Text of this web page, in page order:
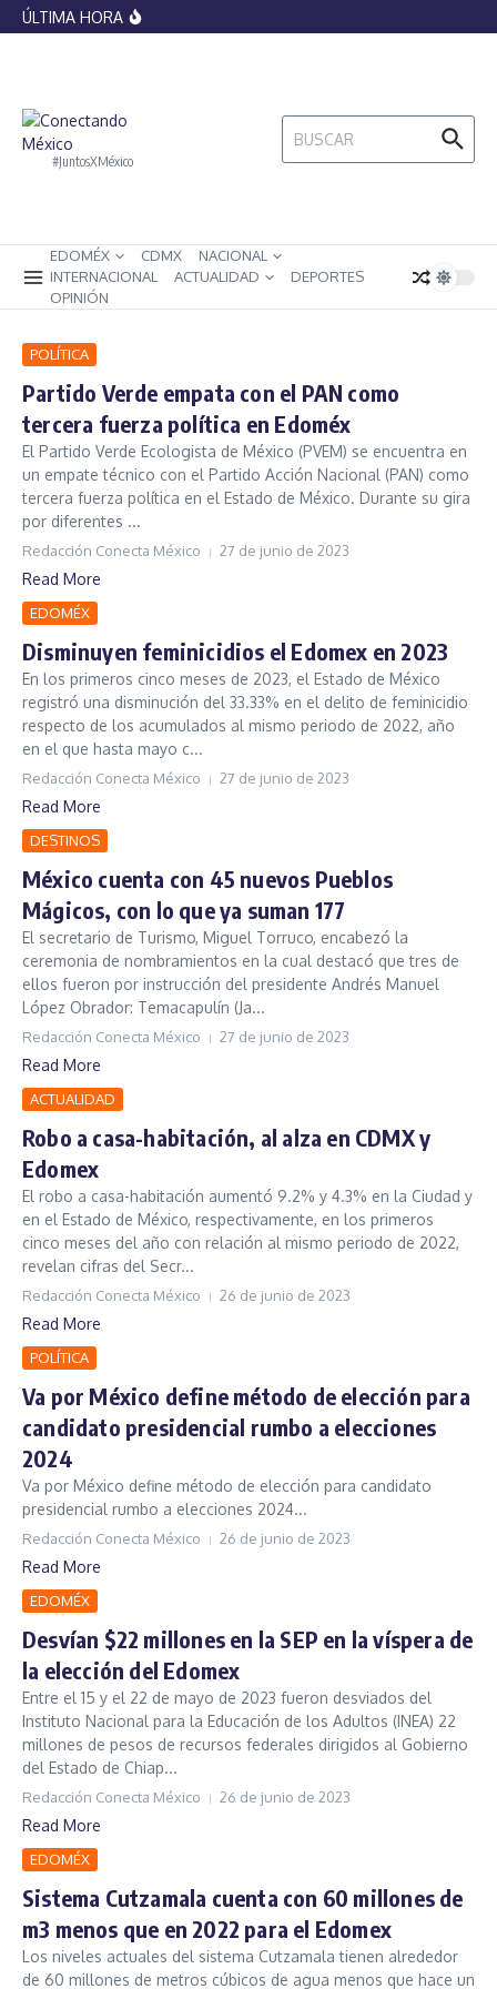
Saltar al contenido
ÚLTIMA HORA
Banxico lanza monedas conmemorativas
restricciones sobre voces e imágenes
#JuntosXMéxico
Buscar:
EDOMÉX CDMX
NACIONAL
INTERNACIONAL
ACTUALIDAD
DEPORTES
OPINIÓN
POLÍTICA
Partido Verde empata con el PAN como
tercera fuerza política en Edoméx
El Partido Verde Ecologista de México (PVEM) se encuentra en
un empate técnico con el Partido Acción Nacional (PAN) como
tercera fuerza política en el Estado de México. Durante su gira
por diferentes ...
Redacción Conecta México 27 de junio de 2023
Read More
EDOMÉX
Disminuyen feminicidios el Edomex en 2023
En los primeros cinco meses de 2023, el Estado de México
registró una disminución del 33.33% en el delito de feminicidio
respecto de los acumulados al mismo periodo de 2022, año
en el que hasta mayo c...
Redacción Conecta México 27 de junio de 2023
Read More
DESTINOS
México cuenta con 45 nuevos Pueblos
Mágicos, con lo que ya suman 177
El secretario de Turismo, Miguel Torruco, encabezó la
ceremonia de nombramientos en la cual destacó que tres de
ellos fueron por instrucción del presidente Andrés Manuel
López Obrador: Temacapulín (Ja...
Redacción Conecta México 27 de junio de 2023
Read More
ACTUALIDAD
Robo a casa-habitación, al alza en CDMX y
Edomex
El robo a casa-habitación aumentó 9.2% y 4.3% en la Ciudad y
en el Estado de México, respectivamente, en los primeros
cinco meses del año con relación al mismo periodo de 2022,
revelan cifras del Secr...
Redacción Conecta México 26 de junio de 2023
Read More
POLÍTICA
Va por México define método de elección para
candidato presidencial rumbo a elecciones
2024
Va por México define método de elección para candidato
presidencial rumbo a elecciones 2024...
Redacción Conecta México 26 de junio de 2023
Read More
EDOMÉX
Desvían $22 millones en la SEP en la víspera de
la elección del Edomex
Entre el 15 y el 22 de mayo de 2023 fueron desviados del
Instituto Nacional para la Educación de los Adultos (INEA) 22
millones de pesos de recursos federales dirigidos al Gobierno
del Estado de Chiap...
Redacción Conecta México 26 de junio de 2023
Read More
EDOMÉX
Sistema Cutzamala cuenta con 60 millones de
m3 menos que en 2022 para el Edomex
Los niveles actuales del sistema Cutzamala tienen alrededor
de 60 millones de metros cúbicos de agua menos que hace un